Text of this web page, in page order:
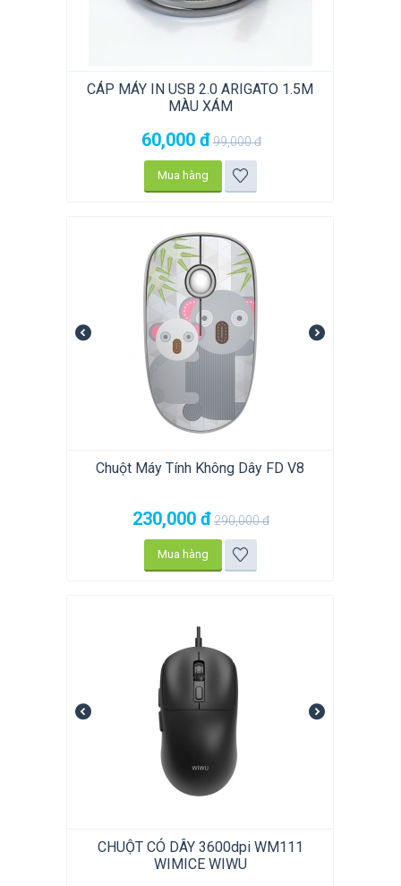
CÁP MÁY IN USB 2.0 ARIGATO 1.5M
MÀU XÁM
60,000 đ99,000đ
Mua hàng
Chuột Máy Tính Không Dây FD V8
230,000 đ290,000đ
Mua hàng
CHUỘT CÓ DÂY 3600dpi WM111
WIMICE WIWU